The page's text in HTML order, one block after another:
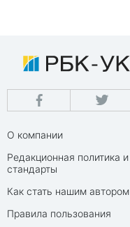
О компании
Редакционная политика и
стандарты
Как стать нашим автором
Правила пользования